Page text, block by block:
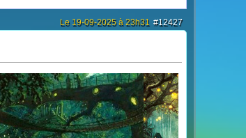
#12427
Le 19-09-2025 à 23h31